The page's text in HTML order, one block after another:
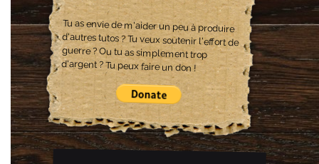
Tu as envie de m'aider un peu à produire
d'autres tutos ? Tu veux soutenir l'effort de
guerre ? Ou tu as simplement trop
d'argent ? Tu peux faire un don !